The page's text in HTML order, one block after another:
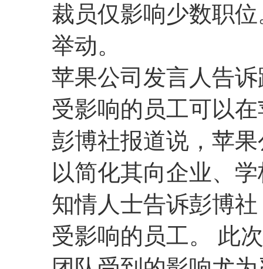
裁员仅影响少数职
举动。
苹果公司发言人告
受影响的员工可以
彭博社报道说，苹
以简化其向企业、
知情人士告诉彭博
受影响的员工。 此